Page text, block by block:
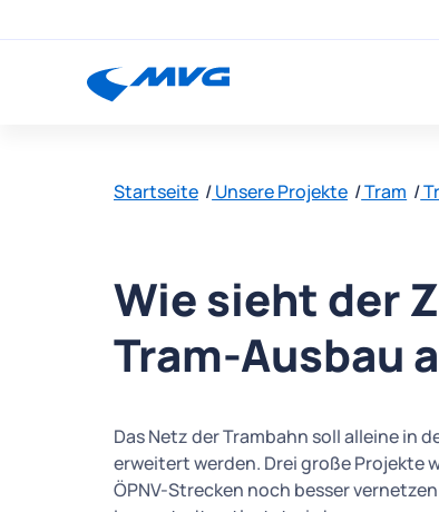
Startseite Unsere Projekte Tram
Wie sieht der
Tram-Ausbau
Das Netz der Trambahn soll alleine in
erweitert werden. Drei große Projekte
ÖPNV-Strecken noch besser